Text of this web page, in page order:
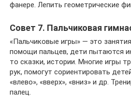
фанере. Лепить геометрические
Совет 7. Пальчиковая
«Пальчиковые игры» — это
помощи пальцев, дети пытаются
то сказки, истории. Многие игры
рук, помогут сориентировать
«влево», «вверх», «вниз» и др.
палец.